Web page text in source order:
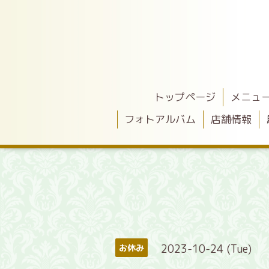
トップページ
メニュ
フォトアルバム
店舗情報
お休み 2023-10-24 (Tue)